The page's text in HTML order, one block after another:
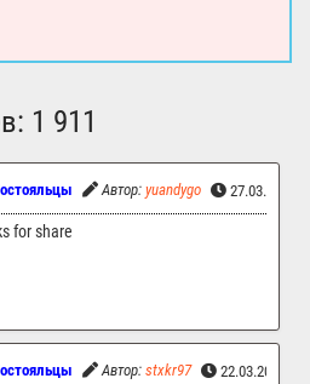
1 911
Автор: yuandygo 27.03.2026
for share
Автор: stxkr97 22.03.2026